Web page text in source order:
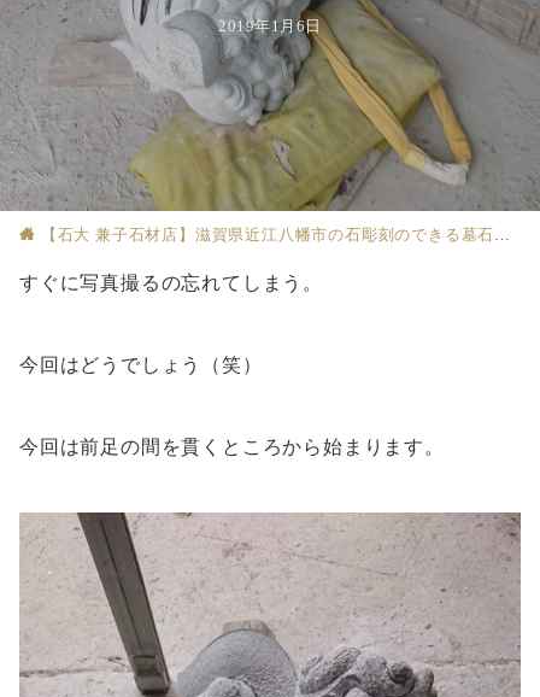
2019年1月6日
【石大 兼子石材店】滋賀県近江八幡市の石彫刻のできる墓石店
すぐに写真撮るの忘れてしまう。
今回はどうでしょう（笑）
今回は前足の間を貫くところから始まります。